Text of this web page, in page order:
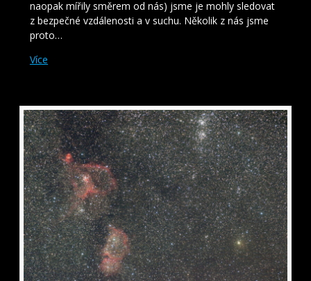
naopak mířily směrem od nás) jsme je mohly sledovat
z bezpečné vzdálenosti a v suchu. Několik z nás jsme
proto…
Více